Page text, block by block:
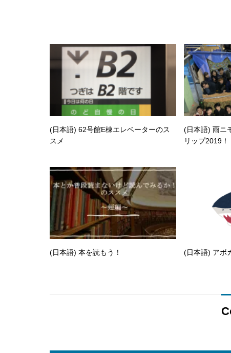
(日本語) 62号館E棟エレベーターのス
スメ
(日本語) 雨ニ
リップ2019！
(日本語) 本を読もう！ (日本語) アボ